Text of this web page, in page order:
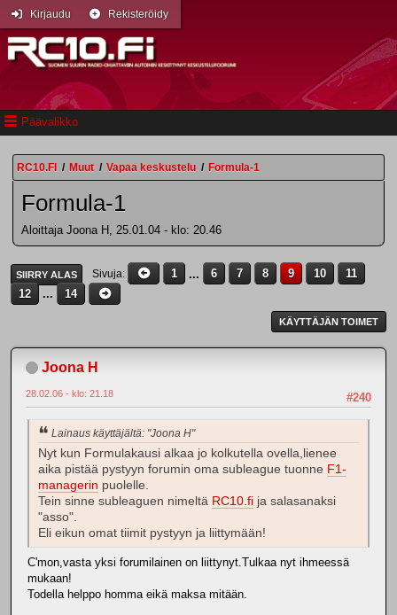
Päävalikko
Kirjaudu Rekisteröidy
RC10.FI / Muut / Vapaa keskustelu / Formula-1
Formula-1
Aloittaja Joona H, 25.01.04 - klo: 20.46
SIIRRY ALAS Sivuja 1 ... 6 7 8 9 10
11
12
... 14
KÄYTTÄJÄN TOIMET
Joona H
#240
28.02.06 - klo: 21.18
Lainaus käyttäjältä: "Joona H"
Nyt kun Formulakausi alkaa jo kolkutella ovella,lienee
aika pistää pystyyn forumin oma subleague tuonne F1-
managerin puolelle.
Tein sinne subleaguen nimeltä RC10.fi ja salasanaksi
"asso".
Eli eikun omat tiimit pystyyn ja liittymään!
C'mon,vasta yksi forumilainen on liittynyt.Tulkaa nyt ihmeessä
mukaan!
Todella helppo homma eikä maksa mitään.